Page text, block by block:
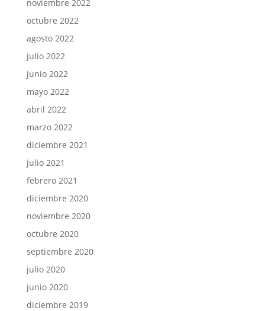
noviembre 2022
octubre 2022
agosto 2022
julio 2022
junio 2022
mayo 2022
abril 2022
marzo 2022
diciembre 2021
julio 2021
febrero 2021
diciembre 2020
noviembre 2020
octubre 2020
septiembre 2020
julio 2020
junio 2020
diciembre 2019